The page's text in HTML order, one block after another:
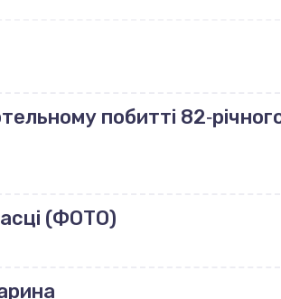
побитті
(ФОТО)